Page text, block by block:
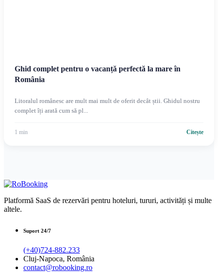
Ghid complet pentru o vacanță perfectă la mare în
România
Litoralul românesc are mult mai mult de oferit decât știi. Ghidul nostru
complet îți arată cum să pl...
1 min Citește
Platformă SaaS de rezervări pentru hoteluri, tururi, activități și multe
altele.
Suport 24/7
(+40)724-882.233
Cluj-Napoca, România
contact@robooking.ro